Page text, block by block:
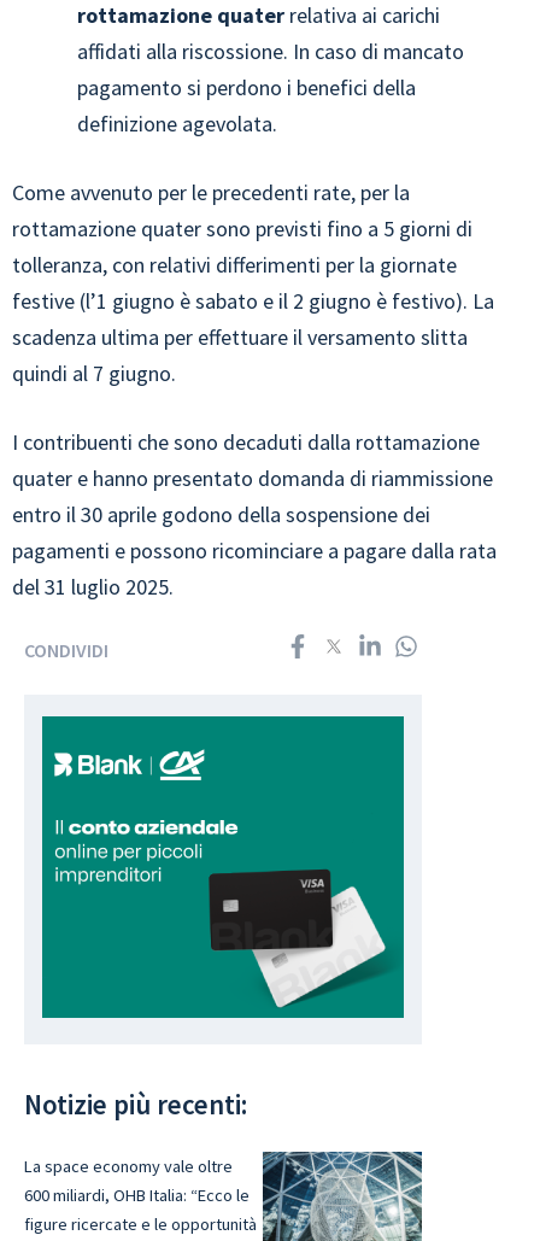
rottamazione quater relativa ai carichi
affidati alla riscossione. In caso di mancato
pagamento si perdono i benefici della
definizione agevolata.
Come avvenuto per le precedenti rate, per la
rottamazione quater sono previsti fino a 5 giorni di
tolleranza, con relativi differimenti per la giornate
festive (l’1 giugno è sabato e il 2 giugno è festivo). La
scadenza ultima per effettuare il versamento slitta
quindi al 7 giugno.
I contribuenti che sono decaduti dalla rottamazione
quater e hanno presentato domanda di riammissione
entro il 30 aprile godono della sospensione dei
pagamenti e possono ricominciare a pagare dalla rata
del 31 luglio 2025.
CONDIVIDI
Notizie più recenti:
La space economy vale oltre
600 miliardi, OHB Italia: “Ecco le
figure ricercate e le opportunità